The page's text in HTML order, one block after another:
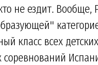
не ездит. Вообще,
класс всех
соревнований